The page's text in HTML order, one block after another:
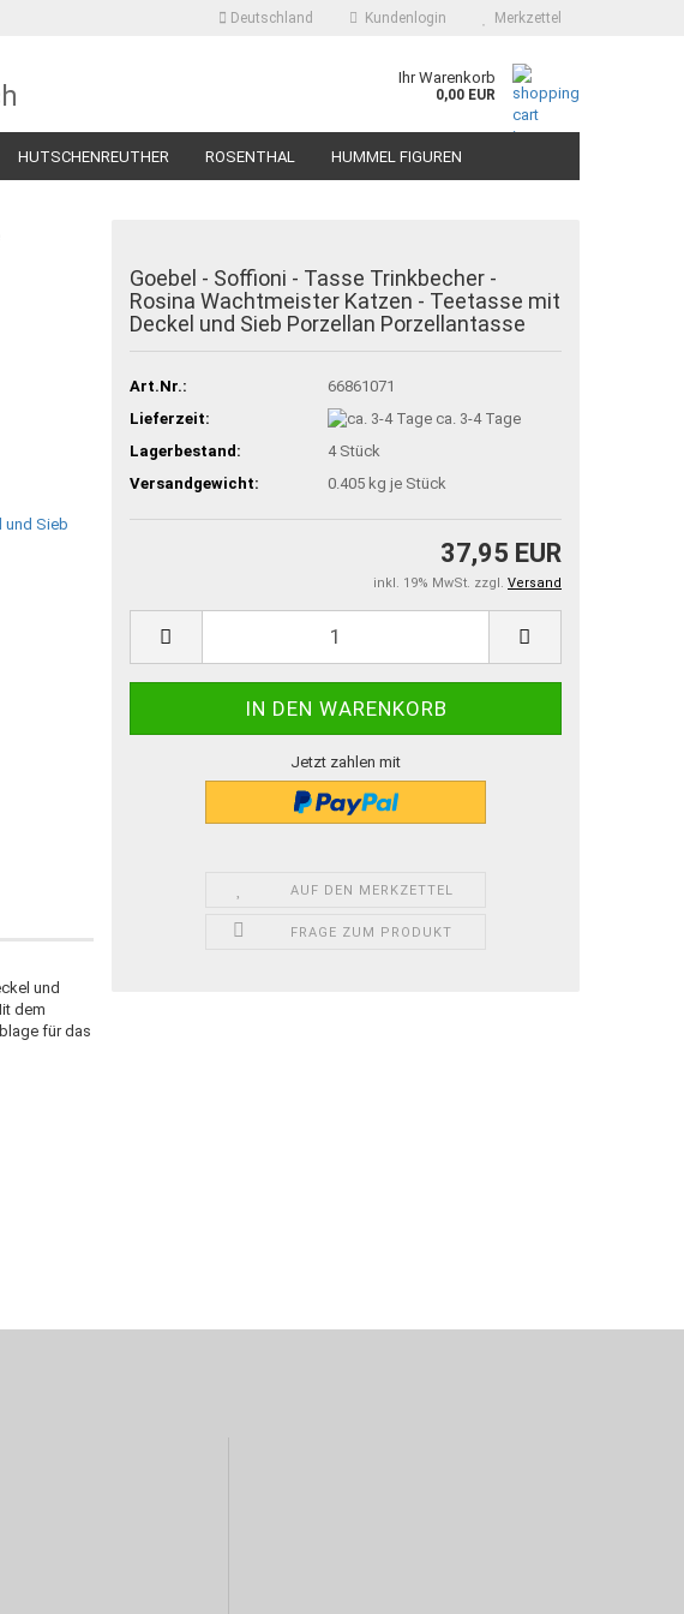
Deutschland Kundenlogin Merkzettel
Ihr Warenkorb
0,00 EUR
HUTSCHENREUTHER ROSENTHAL HUMMEL FIGUREN
Goebel - Soffioni - Tasse Trinkbecher -
Rosina Wachtmeister Katzen - Teetasse mit
Deckel und Sieb Porzellan Porzellantasse
Art.Nr.:
66861071
Lieferzeit:
ca. 3-4 Tage
Lagerbestand:
4 Stück
Versandgewicht:
0.405 kg je Stück
37,95 EUR
inkl. 19% MwSt. zzgl. Versand
Jetzt zahlen mit
AUF DEN MERKZETTEL
FRAGE ZUM PRODUKT
und
dem
für das